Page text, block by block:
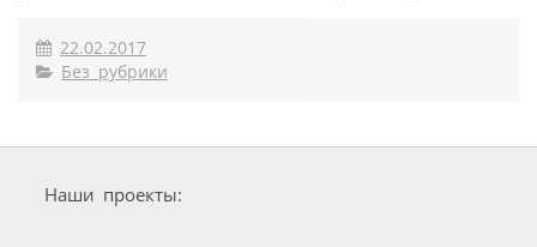
22.02.2017
Без рубрики
Наши проекты: